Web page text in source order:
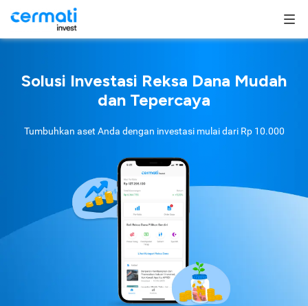
Solusi Investasi Reksa Dana Mudah
dan Tepercaya
Tumbuhkan aset Anda dengan investasi mulai dari Rp 10.000